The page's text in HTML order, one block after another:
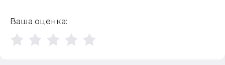
Ваша оценка: